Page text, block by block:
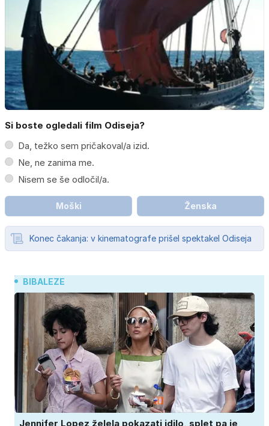
Si boste ogledali film Odiseja?
Da, težko sem pričakoval/a izid.
Ne, ne zanima me.
Nisem se še odločil/a.
Moški Ženska
Konec čakanja: v kinematografe prišel spektakel Odiseja
BIBALEZE
Jennifer Lopez želela pokazati idilo, splet pa je